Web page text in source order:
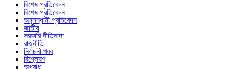
বিশেষ প্রতিবেদন
বিশেষ প্রতিবেদন
অনুসন্ধানী প্রতিবেদন
জাতীয়
সরকারি নীতিমালা
রাজনীতি
নির্বাচনী খবর
বিশ্লেষণ
অপরাধ